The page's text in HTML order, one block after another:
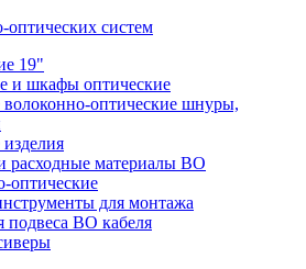
систем
19"
и шкафы оптические
оптические шнуры,
расходные материалы ВО
оптические
для монтажа
подвеса ВО кабеля